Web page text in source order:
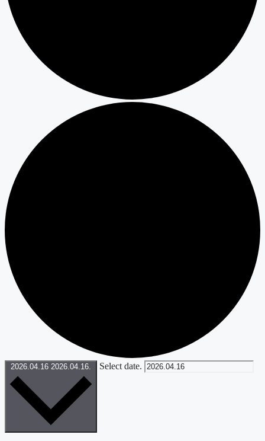
2026.04.16 2026.04.16. Select date.